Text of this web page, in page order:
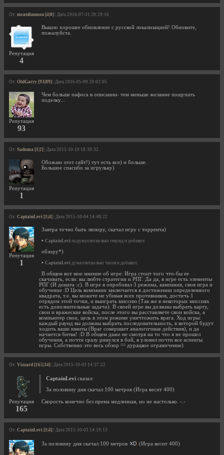
От: meatdimmon [4|0] | Дата 2016-07-31 20:29:16
Репутация
4
Вышло хорошее обновление с русской локализацией! Обновите,
пожалуйста.
От: OldGarry [93|89] | Дата 2016-05-09 20:02:05
Репутация
93
Чем больше пафоса в описании- тем меньше желание пощупать
поделку...
От: Sadoma [1|2] | Дата 2015-10-19 18:39:32
Репутация
1
Обожаю этот сайт!) тут есть все) и больше.
Большое спасибо за игрульку)
От: CaptainLevi [1|4] | Дата 2015-10-04 14:48:22
Репутация
1
Завтра точно быть люзору, скачал игру с торрента)
• CaptainLevi подумал несколько секунд и добавил:
обзору*)
• CaptainLevi думал несколько часов и добавил:
В общем вот мое мнение об игре: Игра стоит того что-бы ее
скачивать, если: вы любте стратегии и РПГ. Да да, в игре есть элементы
РПГ (И доната :с). В игре я опробовал 3 режима, кампания, своя игра и
обучение :D Цель компании заключается в достижении определенного
квадрата, т.е. вы можете не убивая всех противников, достичь 1
отрядом этой точки, и выиграть миссию (Так же в некоторых миссиях
есть дополнительные задачи). В своей игре вы должны выбрать карту,
свои и вражеские войска, после этого вы расставляете свои войска, а
компьютер свои, цель в этом режиме уничтожить врага. Ход игры:
каждый раунд вы должны выбрать последовательность, в которой будут
ходить ваши юниты (Враг совершает аналогичные действия), и да
начнется битва! :D В общем даже не смотря на то что я не прошел
обучения, а почти сразу ринулся в бой, я уловил почти все аспекты
игры. Собственно это весь обзор ^^ дурацкое ограничение)
От: Vizzard [165|34] | Дата 2015-10-03 14:37:22
Репутация
165
CaptainLevi сказал:
За половину дня скачал 100 метров (Игра весит 400)
Скорость конечно без према медленная, но не настолько. -.-
От: CaptainLevi [1|4] | Дата 2015-10-03 14:19:13
За половину дня скачал 100 метров (Игра весит 400)